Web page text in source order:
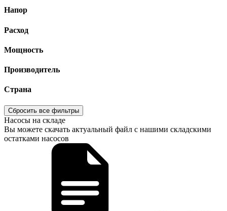
Напор
Расход
Мощность
Производитель
Страна
Сбросить все фильтры
Насосы на складе
Вы можете скачать актуальный файл с нашими складскими
остатками насосов